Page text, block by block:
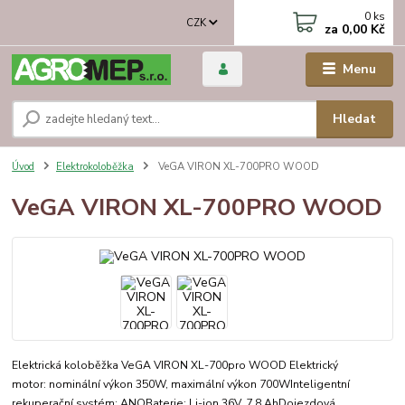
Menu
CZK
Hledat
0 ks
za 0,00 Kč
Úvod Elektrokoloběžka VeGA VIRON XL-700PRO WOOD
VeGA VIRON XL-700PRO WOOD
Elektrická koloběžka VeGA VIRON XL-700pro WOOD Elektrický
motor: nominální výkon 350W, maximální výkon 700WInteligentní